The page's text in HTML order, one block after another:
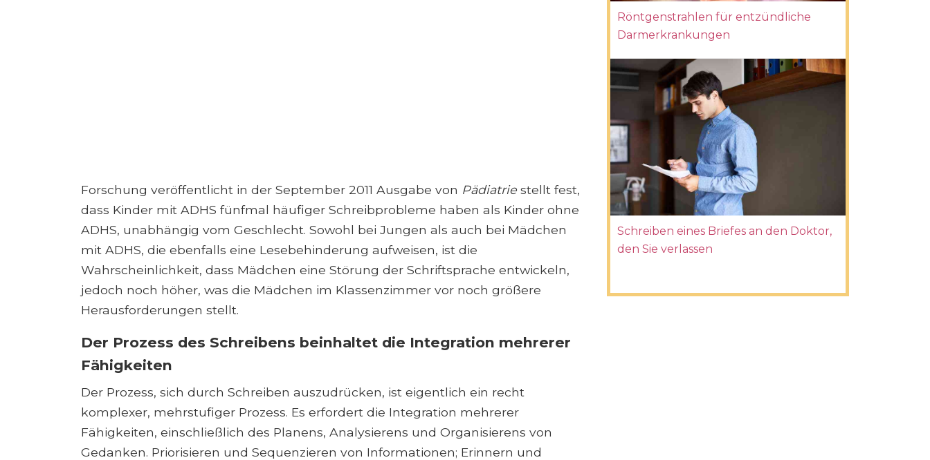
Forschung veröffentlicht in der September 2011 Ausgabe von Pädiatrie stellt fest,
dass Kinder mit ADHS fünfmal häufiger Schreibprobleme haben als Kinder ohne
ADHS, unabhängig vom Geschlecht. Sowohl bei Jungen als auch bei Mädchen
mit ADHS, die ebenfalls eine Lesebehinderung aufweisen, ist die
Wahrscheinlichkeit, dass Mädchen eine Störung der Schriftsprache entwickeln,
jedoch noch höher, was die Mädchen im Klassenzimmer vor noch größere
Herausforderungen stellt.
Der Prozess des Schreibens beinhaltet die Integration mehrerer
Fähigkeiten
Der Prozess, sich durch Schreiben auszudrücken, ist eigentlich ein recht
komplexer, mehrstufiger Prozess. Es erfordert die Integration mehrerer
Fähigkeiten, einschließlich des Planens, Analysierens und Organisierens von
Gedanken. Priorisieren und Sequenzieren von Informationen; Erinnern und
Röntgenstrahlen für entzündliche
Darmerkrankungen
Schreiben eines Briefes an den Doktor,
den Sie verlassen